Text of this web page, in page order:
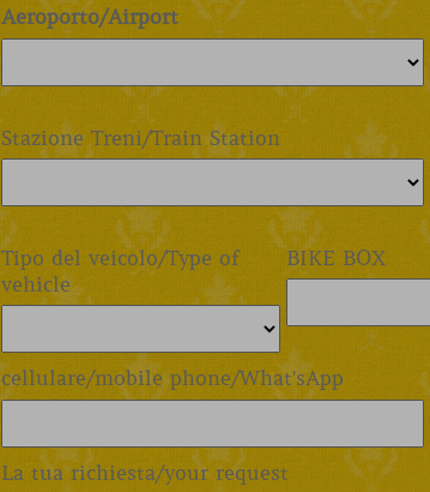
Aeroporto/Airport
Stazione Treni/Train Station
Tipo del veicolo/Type of
vehicle
BIKE BOX
cellulare/mobile phone/What'sApp
La tua richiesta/your request